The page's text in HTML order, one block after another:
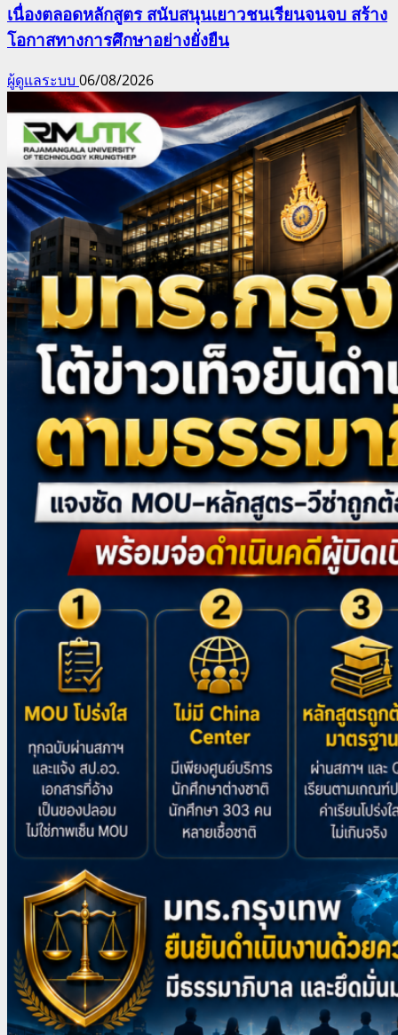
เนื่องตลอดหลักสูตร สนับสนุนเยาวชนเรียนจนจบ สร้าง
โอกาสทางการศึกษาอย่างยั่งยืน
ผู้ดูแลระบบ 06/08/2026